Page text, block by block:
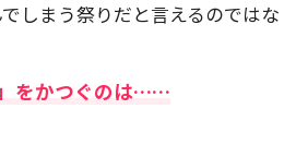
しまう祭りだと言えるのではな
」をかつぐのは……